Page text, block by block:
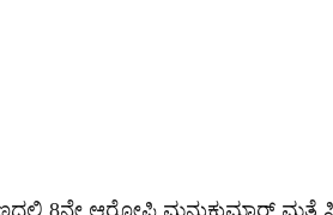
8ನೇ ಆರೋಪಿ ಮನುಕುಮಾರ್ ಮತ್ತೆ